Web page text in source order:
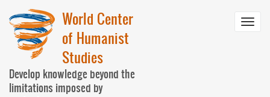
para
conteúdo
principal
World Center
of Humanist
Studies
Develop knowledge beyond the
limitations imposed by